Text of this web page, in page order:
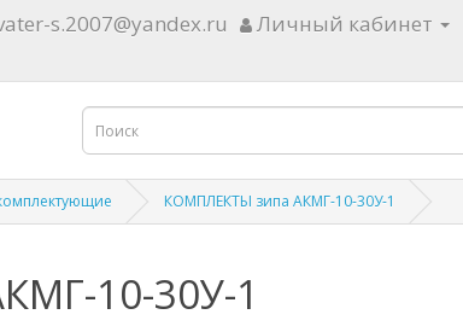
s.2007@yandex.ru Личный кабинет
КОМПЛЕКТЫ зипа АКМГ-10-30У-1
10-30У-1